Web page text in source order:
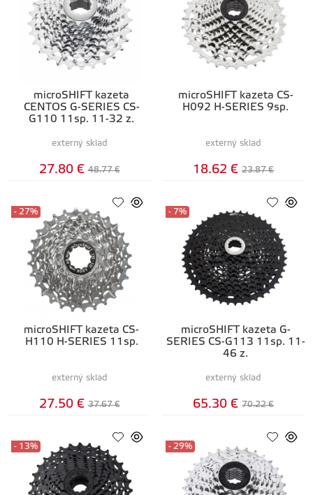
microSHIFT kazeta
CENTOS G-SERIES CS-
G110 11sp. 11-32 z.
externý sklad
27.80 € 48.77 €
microSHIFT kazeta CS-
H092 H-SERIES 9sp.
externý sklad
18.62 € 23.87 €
microSHIFT kazeta CS-
H110 H-SERIES 11sp.
- 27%
externý sklad
27.50 € 37.67 €
microSHIFT kazeta G-
SERIES CS-G113 11sp. 11-
46 z.
- 7%
externý sklad
65.30 € 70.22 €
- 13% - 29%